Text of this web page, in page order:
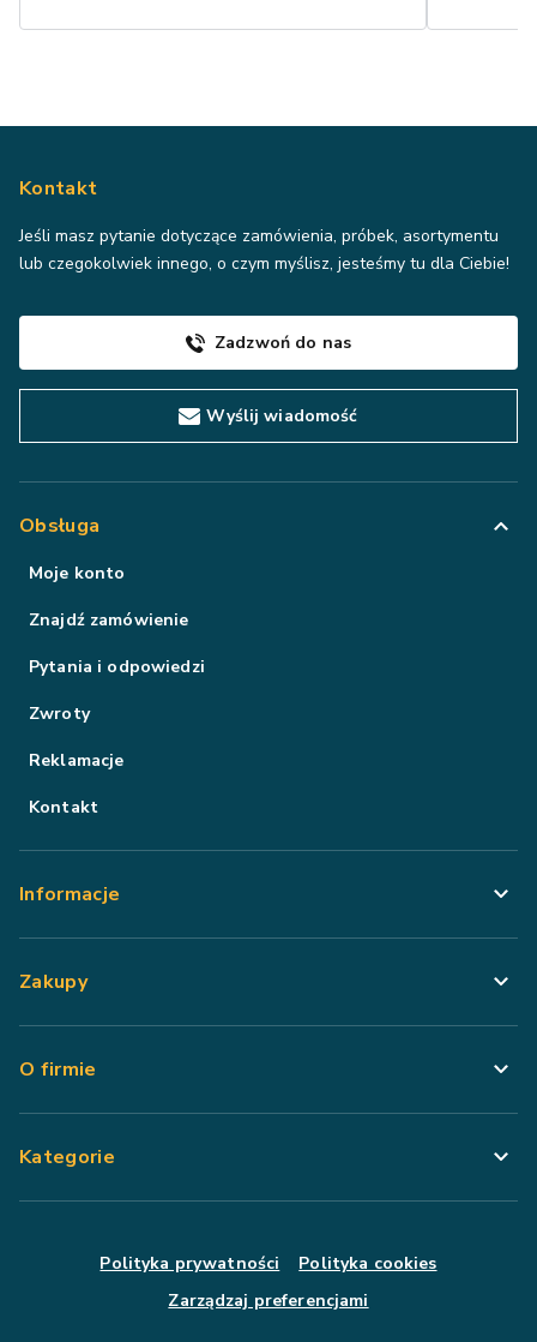
Kontakt
Jeśli masz pytanie dotyczące zamówienia, próbek, asortymentu
lub czegokolwiek innego, o czym myślisz, jesteśmy tu dla Ciebie!
Zadzwoń do nas
Wyślij wiadomość
Obsługa
Moje konto
Znajdź zamówienie
Pytania i odpowiedzi
Zwroty
Reklamacje
Kontakt
Informacje
Zakupy
O firmie
Kategorie
Polityka prywatności
Polityka cookies
Zarządzaj preferencjami